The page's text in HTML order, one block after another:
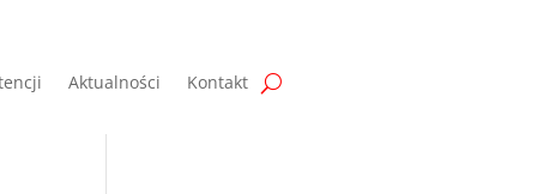
Aktualności Kontakt